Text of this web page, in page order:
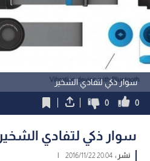
سوار ذكي لتفادي الشخير
0
0
سوار ذكي لتفادي الشخير
نشر :20:04 2016/11/22
|